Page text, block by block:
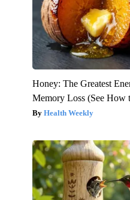
Honey: The Greatest
Memory Loss (See How
Health Weekly